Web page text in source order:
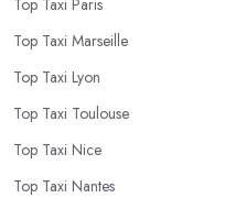
Top Taxi Marseille
Top Taxi Lyon
Top Taxi Toulouse
Top Taxi Nice
Top Taxi Nantes